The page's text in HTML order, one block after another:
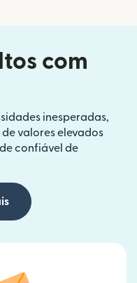
com
inesperadas,
valores elevados
confiável de